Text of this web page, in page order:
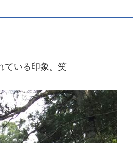
ている印象。笑